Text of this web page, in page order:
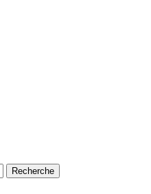
Recherche